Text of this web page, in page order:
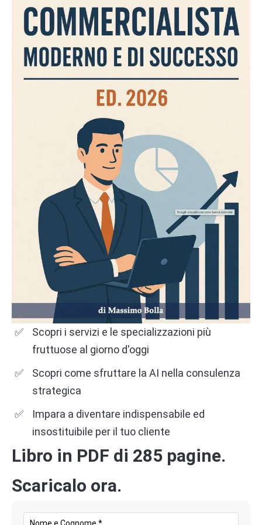
meglio il valore del proprio business e adottare
azioni concrete per accrescerlo nel tempo.
I principali metodi di
Valutazione Aziendale
Determinare il valore di un’azienda è un processo
complesso che può essere affrontato attraverso
diversi approcci. Non esiste un unico metodo
valido per tutte le situazioni, poiché la scelta
dipende dalla natura del business, dalla
disponibilità di dati e dagli obiettivi della
valutazione. Tra i principali metodi utilizzati
troviamo quello patrimoniale, reddituale, del
Discounted Cash Flow (DCF) e dei multipli di
mercato.
Il metodo patrimoniale si basa sulla valutazione
Scopri i servizi e le specializzazioni più
fruttuose al giorno d'oggi
Scopri come sfruttare la AI nella consulenza
strategica
Impara a diventare indispensabile ed
insostituibile per il tuo cliente
Libro in PDF di 285 pagine.
Scaricalo ora.